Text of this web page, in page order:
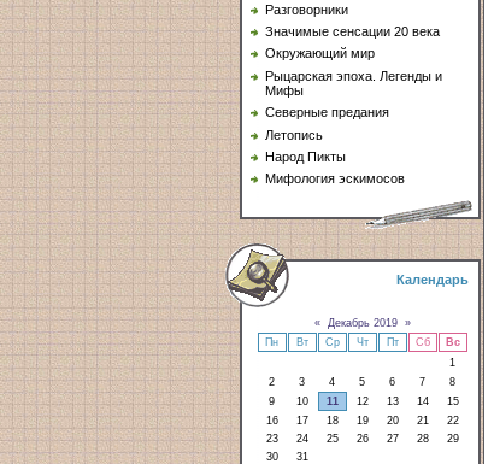
Разговорники
Значимые сенсации 20 века
Окружающий мир
Рыцарская эпоха. Легенды и
Мифы
Северные предания
Летопись
Народ Пикты
Мифология эскимосов
Календарь
« Декабрь 2019
»
Пн
Вт Ср Чт Пт Сб
Вс
1
2
3 4 5 6 7
8
9
10 11 12 13 14
15
16
17 18 19 20 21
22
23
24 25 26 27 28
29
30
31